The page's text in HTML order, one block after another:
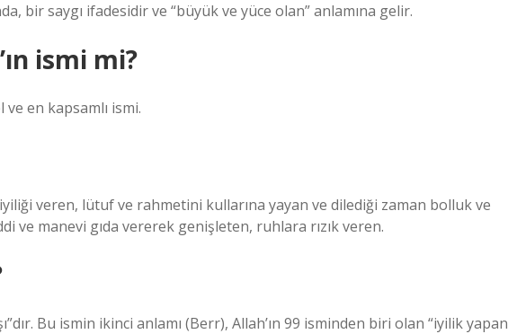
bir saygı ifadesidir ve “büyük ve yüce olan” anlamına gelir.
ismi mi?
ve en kapsamlı ismi.
veren, lütuf ve rahmetini kullarına yayan ve dilediği zaman bolluk ve
ve manevi gıda vererek genişleten, ruhlara rızık veren.
Bu ismin ikinci anlamı (Berr), Allah’ın 99 isminden biri olan “iyilik yapan